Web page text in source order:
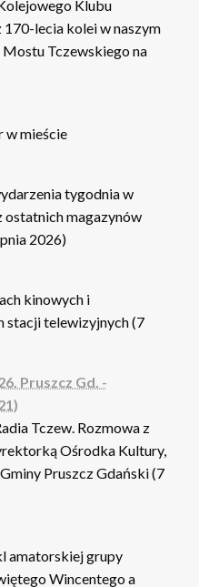
Klubu
lecia kolei w naszym
Tczewskiego na
w mieście
tygodnia w
ostatnich magazynów
2026)
kinowych i
stacji telewizyjnych (7
Pruszcz Gd. -
Tczew. Rozmowa z
Ośrodka Kultury,
Pruszcz Gdański (7
amatorskiej grupy
Wincentego a